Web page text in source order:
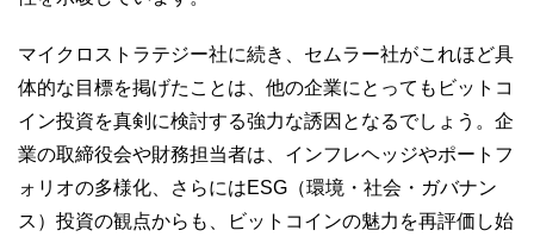
マイクロストラテジー社に続き、セムラー社がこれほど具
体的な目標を掲げたことは、他の企業にとってもビットコ
イン投資を真剣に検討する強力な誘因となるでしょう。企
業の取締役会や財務担当者は、インフレヘッジやポートフ
ォリオの多様化、さらにはESG（環境・社会・ガバナン
ス）投資の観点からも、ビットコインの魅力を再評価し始